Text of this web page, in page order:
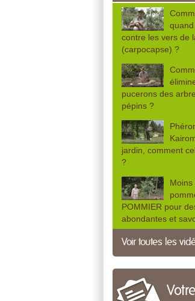
contre les vers de
(carpocapse) ?
pucerons des
pépins ?
jardin, comment
?
Moins
POMMIER pour
abondantes et
Voir toutes les
Votre